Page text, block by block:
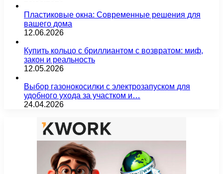
Пластиковые окна: Современные решения для
вашего дома
12.06.2026
Купить кольцо с бриллиантом с возвратом: миф,
закон и реальность
12.05.2026
Выбор газонокосилки с электрозапуском для
удобного ухода за участком и…
24.04.2026